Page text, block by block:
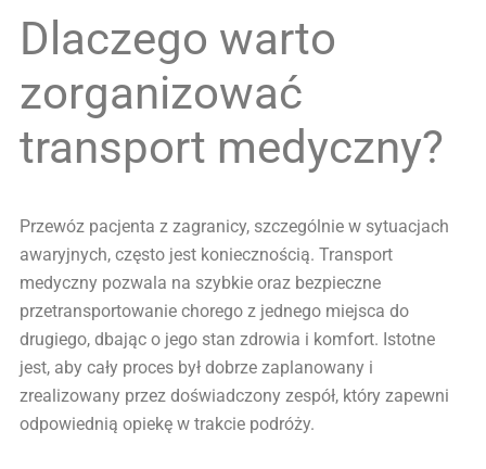
Dlaczego warto
zorganizować
transport medyczny?
Przewóz pacjenta z zagranicy, szczególnie w sytuacjach
awaryjnych, często jest koniecznością. Transport
medyczny pozwala na szybkie oraz bezpieczne
przetransportowanie chorego z jednego miejsca do
drugiego, dbając o jego stan zdrowia i komfort. Istotne
jest, aby cały proces był dobrze zaplanowany i
zrealizowany przez doświadczony zespół, który zapewni
odpowiednią opiekę w trakcie podróży.